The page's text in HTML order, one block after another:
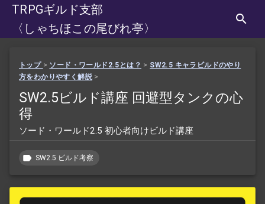
TRPGギルド支部
〈しゃちほこの尾びれ亭〉
トップ > ソード・ワールド2.5とは？ > SW2.5 キャラビルドのやり
方をわかりやすく解説>
SW2.5ビルド講座 回避型タンクの心
得
ソード・ワールド2.5 初心者向けビルド講座
SW2.5 ビルド考察